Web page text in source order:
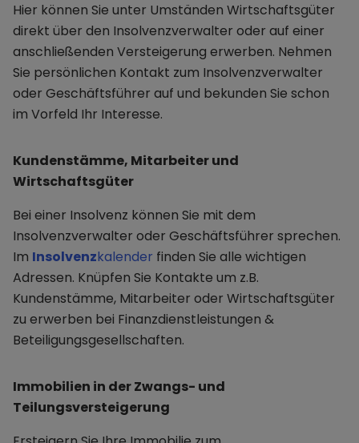
Hier können Sie unter Umständen Wirtschaftsgüter
direkt über den Insolvenzverwalter oder auf einer
anschließenden Versteigerung erwerben. Nehmen
Sie persönlichen Kontakt zum Insolvenzverwalter
oder Geschäftsführer auf und bekunden Sie schon
im Vorfeld Ihr Interesse.
Kundenstämme, Mitarbeiter und
Wirtschaftsgüter
Bei einer Insolvenz können Sie mit dem
Insolvenzverwalter oder Geschäftsführer sprechen.
Im Insolvenzkalender finden Sie alle wichtigen
Adressen. Knüpfen Sie Kontakte um z.B.
Kundenstämme, Mitarbeiter oder Wirtschaftsgüter
zu erwerben bei Finanzdienstleistungen &
Beteiligungsgesellschaften.
Immobilien in der Zwangs- und
Teilungsversteigerung